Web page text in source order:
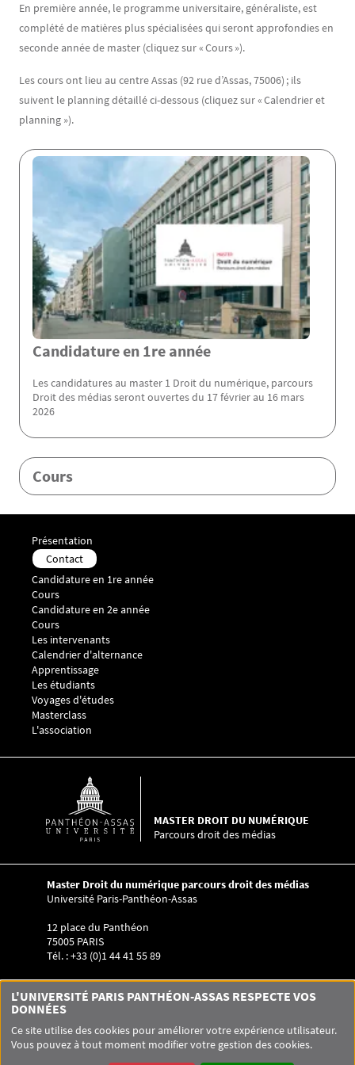
En première année, le programme universitaire, généraliste, est
complété de matières plus spécialisées qui seront approfondies en
seconde année de master (cliquez sur « Cours »).
Les cours ont lieu au centre Assas (92 rue d’Assas, 75006) ; ils
suivent le planning détaillé ci-dessous (cliquez sur « Calendrier et
planning »).
Candidature en 1re année
Les candidatures au master 1 Droit du numérique, parcours
Droit des médias seront ouvertes du 17 février au 16 mars
2026
Cours
Menu Footer Master droit des médias 1
Présentation
Contact
Menu Footer Master droit des médias 2
Candidature en 1re année
Cours
Menu Footer Master droit des médias 3
Candidature en 2e année
Cours
Les intervenants
Calendrier d'alternance
Menu Footer Master droit des médias 4
Apprentissage
Menu Footer Master droit des médias 5
Les étudiants
Voyages d'études
Masterclass
L'association
Parcours droit des médias
MASTER DROIT DU NUMÉRIQUE
Master Droit du numérique parcours droit des médias
Université Paris-Panthéon-Assas
12 place du Panthéon
75005 PARIS
Tél. : +33 (0)1 44 41 55 89
Menu RS Master Droit du numérique parcours droit
L'UNIVERSITÉ PARIS PANTHÉON-ASSAS RESPECTE VOS
DONNÉES
Ce site utilise des cookies pour améliorer votre expérience utilisateur.
Vous pouvez à tout moment modifier votre gestion des cookies.